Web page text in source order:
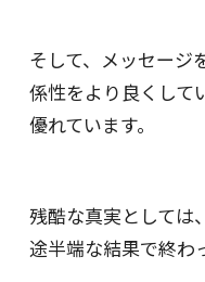
そして、メッセージ
係性をより良くして
優れています。
残酷な真実としては、
途半端な結果で終わ